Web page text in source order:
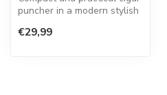
puncher in a modern stylish
€29,99